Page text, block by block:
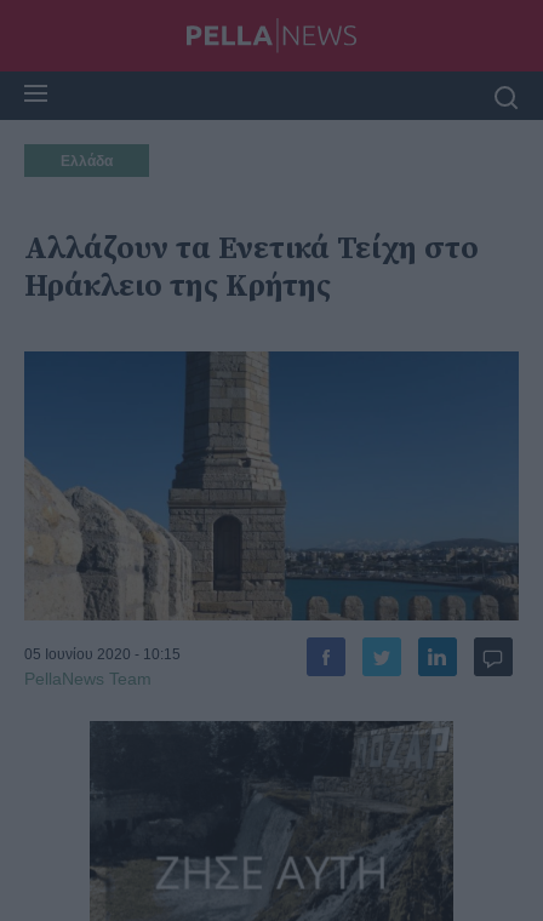
Ελλάδα
Αλλάζουν τα Ενετικά Τείχη στο
Ηράκλειο της Κρήτης
05 Ιουνίου 2020 - 10:15
PellaNews Team